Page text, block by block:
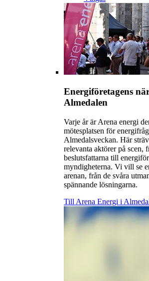
Energiföretagens
Almedalen
Varje år är Arena energi
mötesplatsen för
Almedalsveckan. Här
relevanta aktörer på scen,
beslutsfattarna till
myndigheterna. Vi vill se
arenan, från de svåra
spännande lösningarna.
Till Arena Energi i